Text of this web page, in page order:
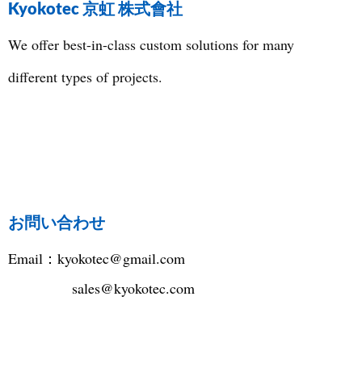
Kyokotec 京虹 株式會社
We offer best-in-class custom solutions for many
different types of projects.
お問い合わせ
Email： kyokotec@gmail.com
sales@kyokotec.com